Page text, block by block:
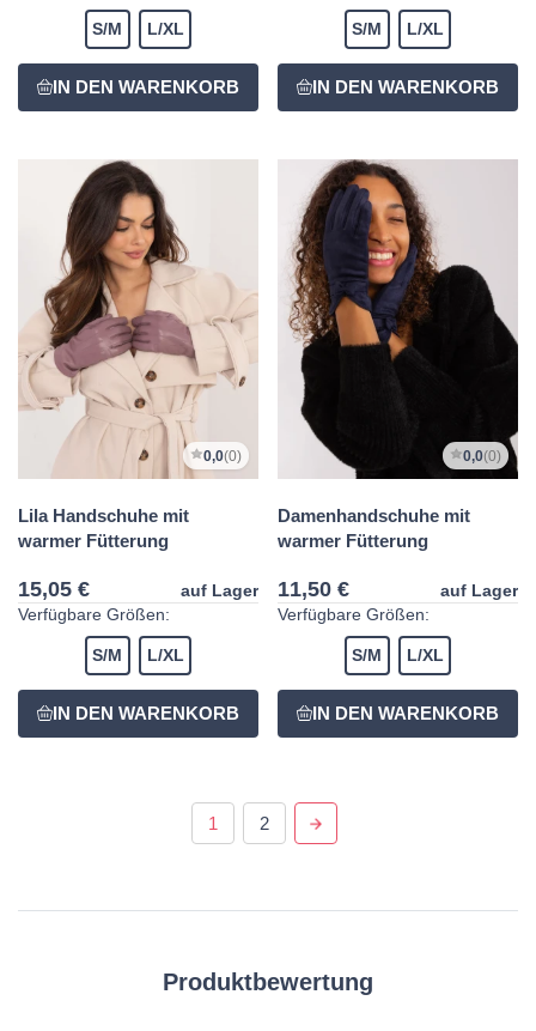
S/M L/XL S/M L/XL
0,0(0)
Lila Handschuhe mit
warmer Fütterung
15,05 €
auf Lager
Verfügbare Größen:
S/M L/XL
0,0(0)
Damenhandschuhe mit
warmer Fütterung
11,50 €
auf Lager
Verfügbare Größen:
S/M L/XL
1 2
Produktbewertung